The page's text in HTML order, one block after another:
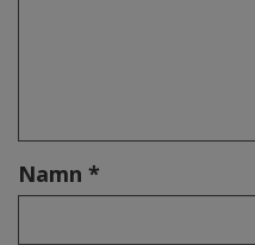
Namn *